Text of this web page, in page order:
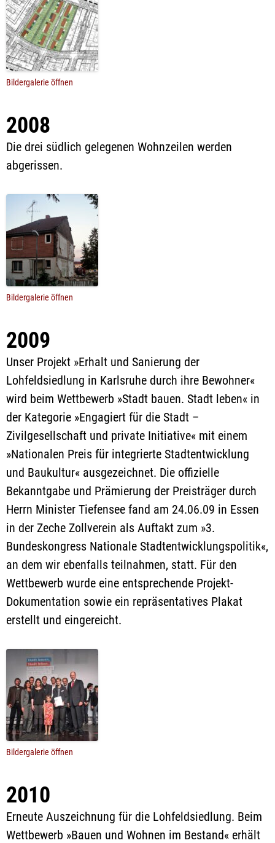
Bildergalerie öffnen
2008
Die drei südlich gelegenen Wohnzeilen werden
abgerissen.
Bildergalerie öffnen
2009
Unser Projekt »Erhalt und Sanierung der
Lohfeldsiedlung in Karlsruhe durch ihre Bewohner«
wird beim Wettbewerb »Stadt bauen. Stadt leben« in
der Kategorie »Engagiert für die Stadt –
Zivilgesellschaft und private Initiative« mit einem
»Nationalen Preis für integrierte Stadtentwicklung
und Baukultur« ausgezeichnet. Die offizielle
Bekanntgabe und Prämierung der Preisträger durch
Herrn Minister Tiefensee fand am 24.06.09 in Essen
in der Zeche Zollverein als Auftakt zum »3.
Bundeskongress Nationale Stadtentwicklungspolitik«,
an dem wir ebenfalls teilnahmen, statt. Für den
Wettbewerb wurde eine entsprechende Projekt-
Dokumentation sowie ein repräsentatives Plakat
erstellt und eingereicht.
Bildergalerie öffnen
2010
Erneute Auszeichnung für die Lohfeldsiedlung. Beim
Wettbewerb »Bauen und Wohnen im Bestand« erhält